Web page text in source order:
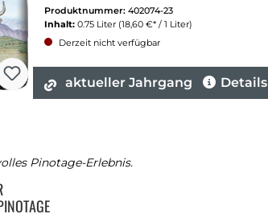
Produktnummer: 402074-23
Inhalt: 0.75 Liter (18,60 €* / 1 Liter)
Derzeit nicht verfügbar
aktueller Jahrgang Details
Pinotage-Erlebnis.